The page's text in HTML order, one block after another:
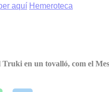
aquí Hemeroteca
en un tovalló, com el